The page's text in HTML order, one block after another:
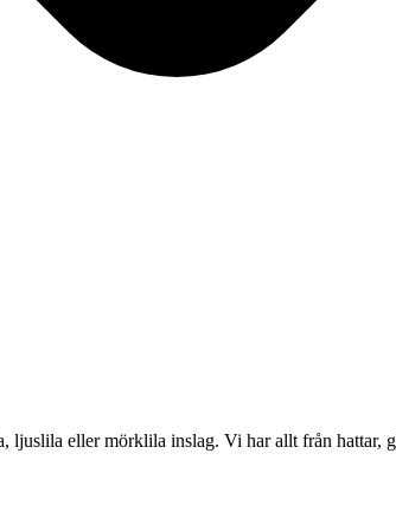
eller mörklila inslag. Vi har allt från